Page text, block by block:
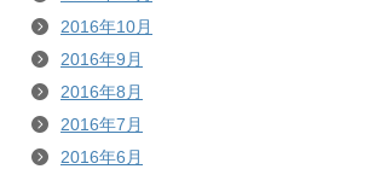
2016年10月
2016年9月
2016年8月
2016年7月
2016年6月